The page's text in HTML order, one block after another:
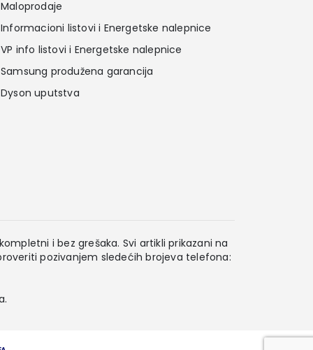
Maloprodaje
Informacioni listovi i Energetske nalepnice
VP info listovi i Energetske nalepnice
Samsung produžena garancija
Dyson uputstva
i bez grešaka. Svi artikli prikazani na
pozivanjem sledećih brojeva telefona: